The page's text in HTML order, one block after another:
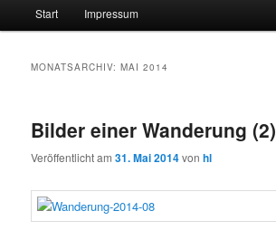
Start Impressum
MONATSARCHIV:MAI 2014
Bilder einer Wanderung (2)
Veröffentlicht am31. Mai 2014vonhl